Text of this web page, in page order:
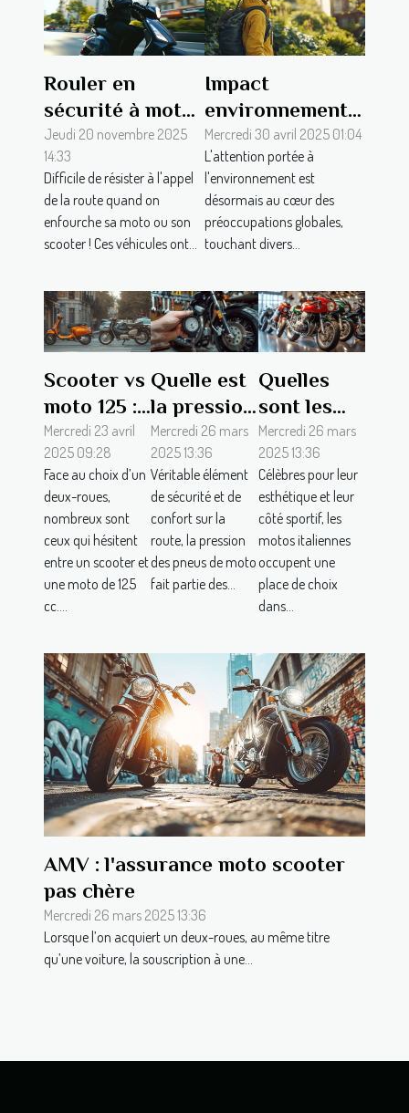
Rouler en
sécurité à moto
et scooter : les
clés d'une
conduite
responsable
Jeudi 20 novembre 2025
14:33
Difficile de résister à l'appel
de la route quand on
enfourche sa moto ou son
scooter ! Ces véhicules ont...
Impact
environnemental
et éco-conduite
une nouvelle
tendance chez
les motards
soucieux de
Mercredi 30 avril 2025 01:04
L'attention portée à
l'environnement est
désormais au cœur des
préoccupations globales,
touchant divers...
Scooter vs
moto 125 :
que choisir
?
Mercredi 23 avril
2025 09:28
Face au choix d’un
deux-roues,
nombreux sont
ceux qui hésitent
entre un scooter et
une moto de 125
cc....
Quelle est
la pression
idéale pour
mes pneus
de moto ou
de
scooter ?
Mercredi 26 mars
2025 13:36
Véritable élément
de sécurité et de
confort sur la
route, la pression
des pneus de moto
fait partie des...
Quelles
sont les
meilleures
marques
de motos
italiennes
?
Mercredi 26 mars
2025 13:36
Célèbres pour leur
esthétique et leur
côté sportif, les
motos italiennes
occupent une
place de choix
dans...
AMV : l'assurance moto scooter
pas chère
Mercredi 26 mars 2025 13:36
Lorsque l’on acquiert un deux-roues, au même titre
qu’une voiture, la souscription à une...